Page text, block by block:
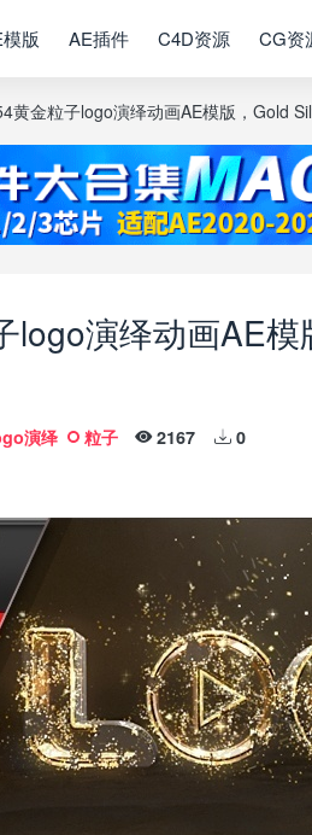
版 AE插件 C4D资源 CG资
黄金粒子logo演绎动画AE模版，Gold
logo演绎动画AE
演绎 粒子 2167 0